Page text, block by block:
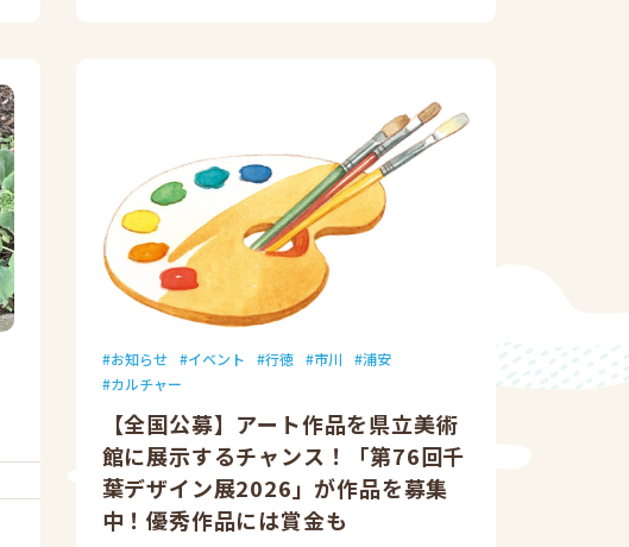
お知らせ イベント 行徳 市川
浦安
カルチャー
【全国公募】アート作品を県立美術
館に展示するチャンス！「第76回千
葉デザイン展2026」が作品を募集
中！優秀作品には賞金も